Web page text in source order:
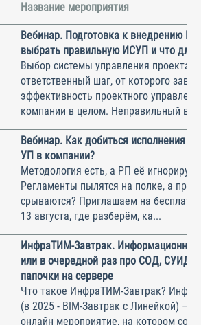
Название мероприятия
Вебинар. Подготовка к внедрению
выбрать правильную ИСУП и что для
Выбор системы управления
ответственный шаг, от которого
эффективность проектного
компании в целом. Неправильный
Вебинар. Как добиться исполнения
УП в компании?
Методология есть, а РП её
Регламенты пылятся на полке, а
срываются? Приглашаем на
13 августа, где разберём, ка...
ИнфраТИМ-Завтрак.
или в очередной раз про СОД, СУИД и
папочки на сервере
Что такое ИнфраТИМ-Завтрак?
(в 2025 - BIM-Завтрак с Линейкой) –
онлайн мероприятие, на котором